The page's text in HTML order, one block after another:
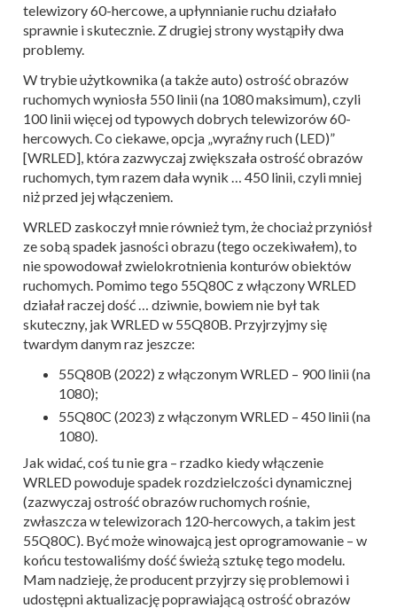
telewizory 60-hercowe, a upłynnianie ruchu działało
sprawnie i skutecznie. Z drugiej strony wystąpiły dwa
problemy.
W trybie użytkownika (a także auto) ostrość obrazów
ruchomych wyniosła 550 linii (na 1080 maksimum), czyli
100 linii więcej od typowych dobrych telewizorów 60-
hercowych. Co ciekawe, opcja „wyraźny ruch (LED)”
[WRLED], która zazwyczaj zwiększała ostrość obrazów
ruchomych, tym razem dała wynik … 450 linii, czyli mniej
niż przed jej włączeniem.
WRLED zaskoczył mnie również tym, że chociaż przyniósł
ze sobą spadek jasności obrazu (tego oczekiwałem), to
nie spowodował zwielokrotnienia konturów obiektów
ruchomych. Pomimo tego 55Q80C z włączony WRLED
działał raczej dość … dziwnie, bowiem nie był tak
skuteczny, jak WRLED w 55Q80B. Przyjrzyjmy się
twardym danym raz jeszcze:
55Q80B (2022) z włączonym WRLED – 900 linii (na
1080);
55Q80C (2023) z włączonym WRLED – 450 linii (na
1080).
Jak widać, coś tu nie gra – rzadko kiedy włączenie
WRLED powoduje spadek rozdzielczości dynamicznej
(zazwyczaj ostrość obrazów ruchomych rośnie,
zwłaszcza w telewizorach 120-hercowych, a takim jest
55Q80C). Być może winowajcą jest oprogramowanie – w
końcu testowaliśmy dość świeżą sztukę tego modelu.
Mam nadzieję, że producent przyjrzy się problemowi i
udostępni aktualizację poprawiającą ostrość obrazów